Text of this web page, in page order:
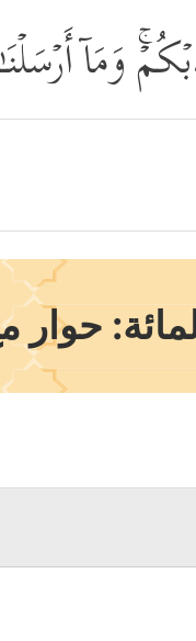
وَمَاۤ
حوار